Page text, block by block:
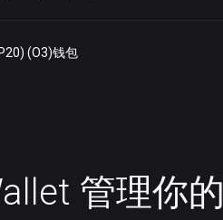
(O3)钱包
管理你的